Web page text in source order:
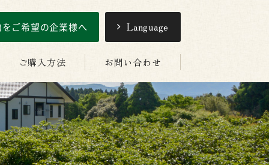
ご希望の企業様へ Language
ご購入方法 お問い合わせ